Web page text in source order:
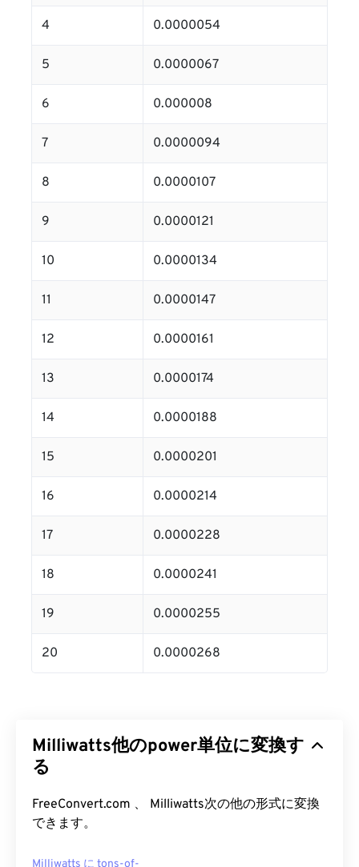
4 0.0000054
5 0.0000067
6 0.000008
7 0.0000094
8 0.0000107
9 0.0000121
10 0.0000134
11 0.0000147
12 0.0000161
13 0.0000174
14 0.0000188
15 0.0000201
16 0.0000214
17 0.0000228
18 0.0000241
19 0.0000255
20 0.0000268
Milliwatts他のpower単位に変換す
る
FreeConvert.com 、 Milliwatts次の他の形式に変換
できます。
Milliwatts に tons-of-